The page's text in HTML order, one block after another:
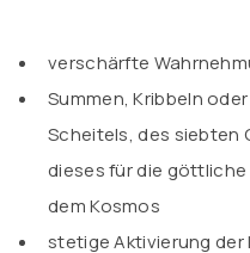
verschärfte
Summen, Kribbeln
Scheitels, des siebten
dieses für die göttliche
dem Kosmos
stetige Aktivierung der